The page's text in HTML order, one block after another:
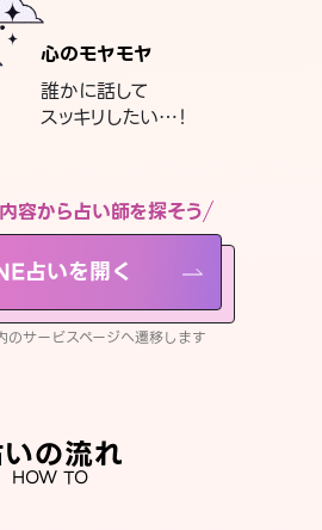
心のモヤモヤ
誰かに話して
スッキリしたい…！
容から占い師を探そう
占いを開く
サービスページへ遷移します
の流れ
HOW TO